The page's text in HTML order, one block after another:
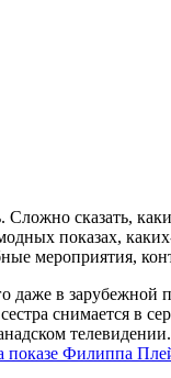
сказать,
показах,
мероприятия,
в зарубежной
снимается в
показе Филиппа